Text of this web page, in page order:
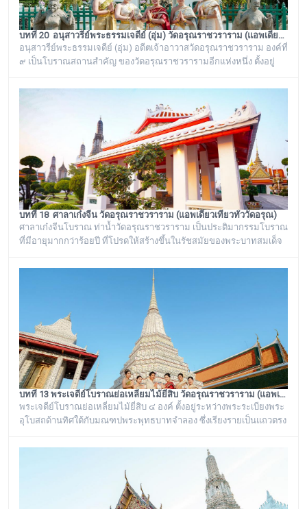
บทที่ 20 อนุสาวรีย์พระธรรมเจดีย์ (อุ่ม) วัดอรุณราชวราราม (แอพเดียวเที่ยวทั่ววัดอรุณ)
อนุสาวรีย์พระธรรมเจดีย์ (อุ่ม) อดีตเจ้าอาวาสวัดอรุณราชวราราม องค์ที่
๙ เป็นโบราณสถานสำคัญ ของวัดอรุณราชวรารามอีกแห่งหนึ่ง ตั้งอยู่
วัดริมแม่น้ำเจ้าพระยา ภายในรั้วอนุสาวรีย์สำคัญของวัดอรุณ
ราชวรารามแห่งนี้ จะมีโกศหินทรายโบราณสีเขียวแบบจีน ซึ่งเป็นสถาน
ที่บรรจุบรรจุอัฐิของพระธรรมเจดีย์ (อุ่ม) อดีตเจ้าอาวาสวัดอรุณ
ราชวราราม องค์ที่ ๙
บทที่ 18 ศาลาเก๋งจีน วัดอรุณราชวราราม (แอพเดียวเที่ยวทั่ววัดอรุณ)
ศาลาเก๋งจีนโบราณ ท่าน้ำวัดอรุณราชวราราม เป็นประติมากรรมโบราณ
ที่มีอายุมากกว่าร้อยปี ที่โปรดให้สร้างขึ้นในรัชสมัยของพระบาทสมเด็จ
๖ หลัง เรียงรายอยู่บริเวณท่าน้ำของวัดอรุณราชวราราม ริมแม่น้ำ
เจ้าพระยา ซึ่งเก๋งจีนแต่ละหลังจะมีเอกลักษณ์โดดเด่นไม่เหมือนกัน อาทิ
เช่น ศาลาเก๋งจีนหน้าทางเข้าพระปรางค์ จะมีหินแกะสลักโบราณเป็นรูป
บทที่ 13 พระเจดีย์โบราณย่อเหลี่ยมไม้ยี่สิบ วัดอรุณราชวราราม (แอพเดียวเที่ยวทั่ววัดอรุณ)
พระเจดีย์โบราณย่อเหลี่ยมไม้ยี่สิบ ๔ องค์ ตั้งอยู่ระหว่างพระระเบียงพระ
อุโบสถด้านทิศใต้กับมณฑปพระพุทธบาทจำลอง ซึ่งเรียงรายเป็นแถวตรง
ลักษณะแบบเดียวกัน มีขนาดเท่ากันทั้งหมด คือเป็นพระเจดีย์ก่อด้วยอิฐ
ถือปูนย่อเหลี่ยมไม้ยี่สิบ ประดับด้วยกระเบื้องถ้วยและกระจกสีต่างๆ เป็น
ลวดลายดอกไม้และลายอื่นๆ มีความวิจิตรงดงามเป็นอย่างมาก